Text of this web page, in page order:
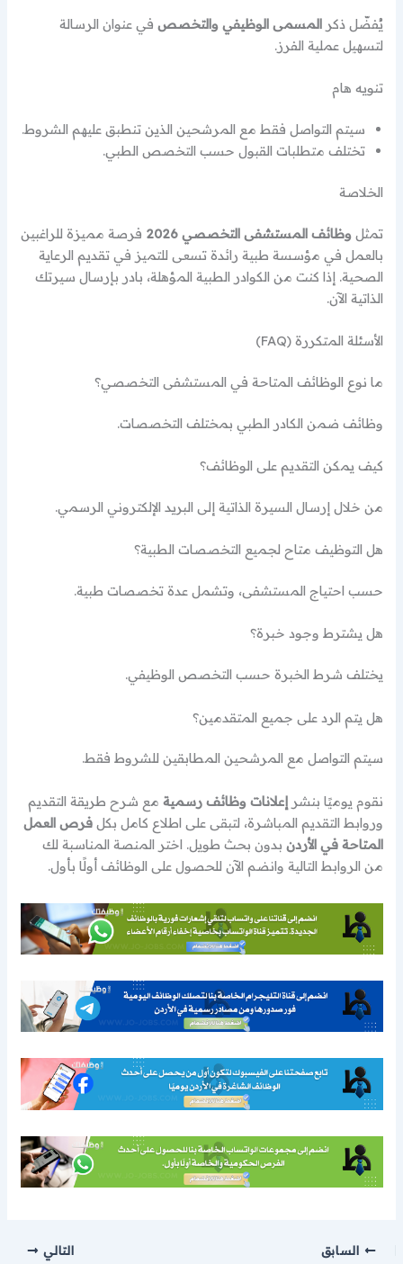
يُفضّل ذكرالمسمى الوظيفي والتخصص في عنوان الرسالة
لتسهيل عملية الفرز.
تنويه هام
سيتم التواصل فقط مع المرشحين الذين تنطبق عليهم الشروط.
تختلف متطلبات القبول حسب التخصص الطبي.
الخلاصة
تمثلوظائف المستشفى التخصصي 2026
فرصة مميزة للراغبين
بالعمل في مؤسسة طبية رائدة تسعى للتميز في تقديم الرعاية
الصحية. إذا كنت من الكوادر الطبية المؤهلة، بادر بإرسال سيرتك
الذاتية الآن.
الأسئلة المتكررة (FAQ)
ما نوع الوظائف المتاحة في المستشفى التخصصي؟
وظائف ضمن الكادر الطبي بمختلف التخصصات.
كيف يمكن التقديم على الوظائف؟
من خلال إرسال السيرة الذاتية إلى البريد الإلكتروني الرسمي.
هل التوظيف متاح لجميع التخصصات الطبية؟
حسب احتياج المستشفى، وتشمل عدة تخصصات طبية.
هل يشترط وجود خبرة؟
يختلف شرط الخبرة حسب التخصص الوظيفي.
هل يتم الرد على جميع المتقدمين؟
سيتم التواصل مع المرشحين المطابقين للشروط فقط.
نقوم يوميًا بنشرإعلانات وظائف رسمية مع شرح طريقة التقديم
وروابط التقديم المباشرة، لتبقى على اطلاع كامل بكلفرص العمل
المتاحة في الأردن بدون بحث طويل. اختر المنصة المناسبة لك
من الروابط التالية وانضم الآن للحصول على الوظائف أولًا بأول.
السابق التالي